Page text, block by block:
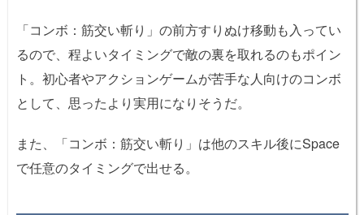
「コンボ：筋交い斬り」の前方すりぬけ移動も入ってい
るので、程よいタイミングで敵の裏を取れるのもポイン
ト。初心者やアクションゲームが苦手な人向けのコンボ
として、思ったより実用になりそうだ。
また、「コンボ：筋交い斬り」は他のスキル後にSpace
で任意のタイミングで出せる。